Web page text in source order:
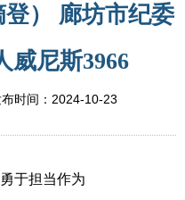
） 廊坊市纪委
威尼斯3966
时间： 2024-10-23
于担当作为